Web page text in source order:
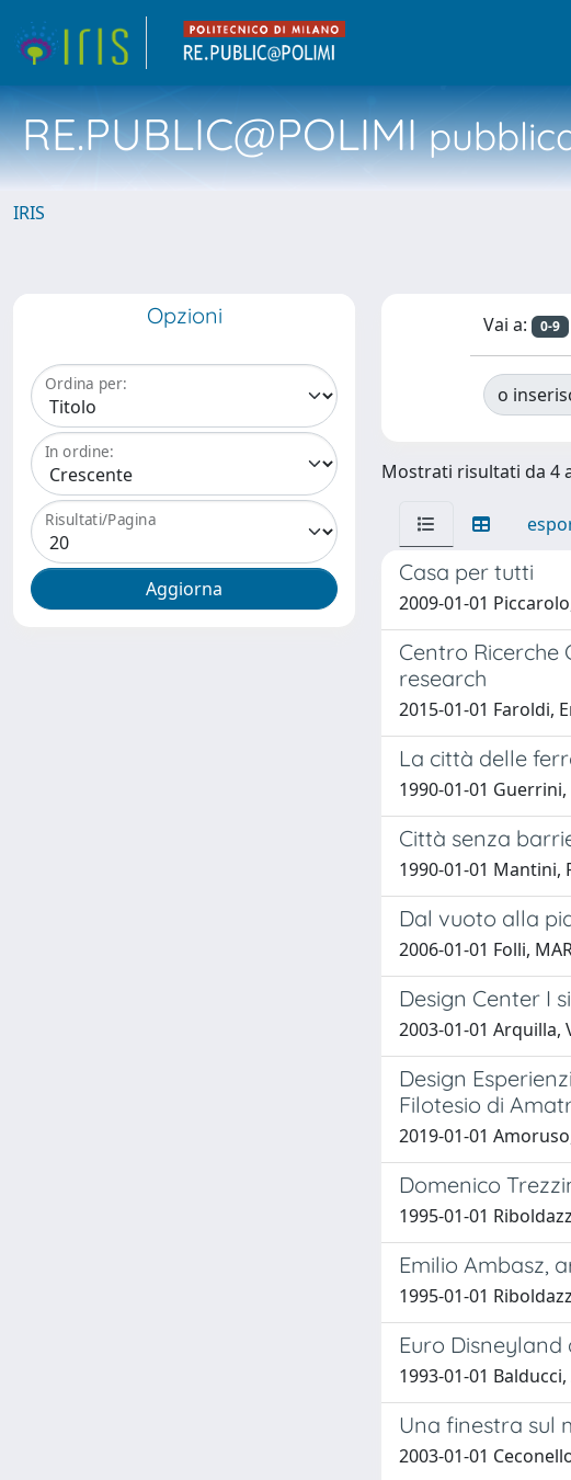
RE.PUBLIC@POLIMI
IRIS
Opzioni
Ordina per:
In ordine:
Risultati/Pagina
Vai a: 0-9
o
Mostrati risultati da 4
Casa per tutti
2009-01-01
Centro Ricerche
research
2015-01-01 Faroldi,
La città delle
1990-01-01 Guerrini,
Città senza
1990-01-01 Mantini,
Dal vuoto alla
2006-01-01 Folli,
Design Center I
2003-01-01 Arquilla,
Design
Filotesio di
2019-01-01
Domenico
1995-01-01
Emilio Ambasz,
1995-01-01
Euro
1993-01-01
Una finestra sul
2003-01-01